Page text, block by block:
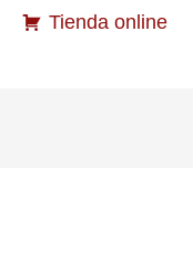
Tienda online